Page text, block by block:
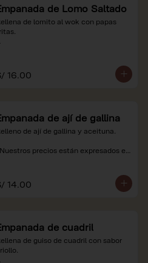
de Lomo Saltado
de lomito al wok con papas
16.00
de ají de gallina
de ají de gallina y aceituna.
precios están expresados en
14.00
de cuadril
de guiso de cuadril con sabor